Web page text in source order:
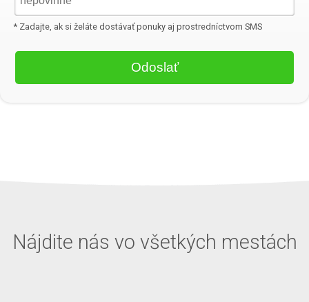
* Zadajte, ak si želáte dostávať ponuky aj prostredníctvom SMS
Nájdite nás vo všetkých mestách